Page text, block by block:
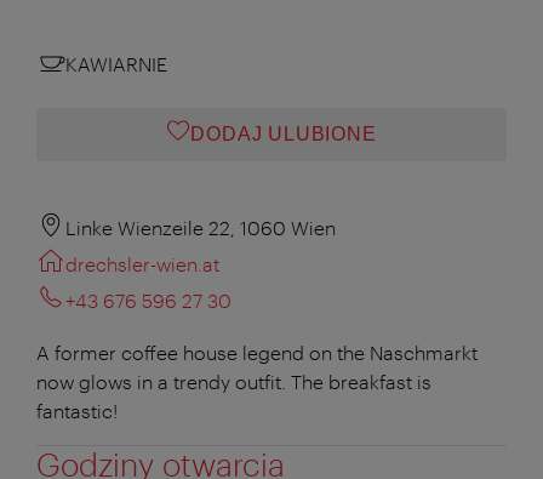
KAWIARNIE
DODAJ ULUBIONE
Linke Wienzeile 22, 1060 Wien
drechsler-wien.at
+43 676 596 27 30
A former coffee house legend on the Naschmarkt
now glows in a trendy outfit. The breakfast is
fantastic!
Godziny otwarcia